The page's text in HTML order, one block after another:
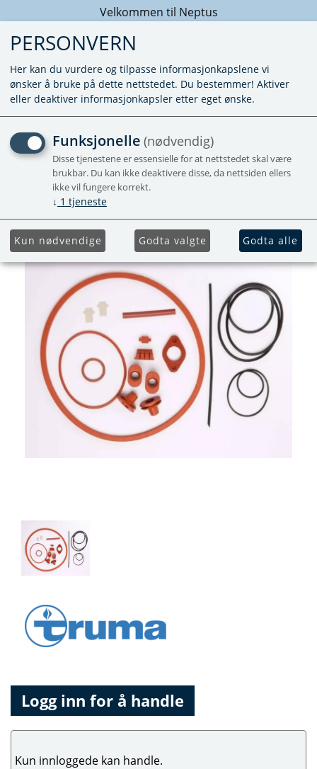
Velkommen til Neptus
PAKNING SETT COMBI 4/6
DIESEL
Logg inn for å handle
Kun innloggede kan handle.
PERSONVERN
Her kan du vurdere og tilpasse informasjonkapslene vi
ønsker å bruke på dette nettstedet. Du bestemmer! Aktiver
eller deaktiver informasjonkapsler etter eget ønske.
Funksjonelle (nødvendig)
Disse tjenestene er essensielle for at nettstedet skal være
brukbar. Du kan ikke deaktivere disse, da nettsiden ellers
ikke vil fungere korrekt.
↓ 1 tjeneste
Kun nødvendige Godta valgte Godta alle